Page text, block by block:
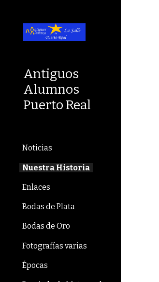
Antiguos
Alumnos
Puerto Real
Noticias
Nuestra Historia
Enlaces
Bodas de Plata
Bodas de Oro
Fotografías varias
Épocas